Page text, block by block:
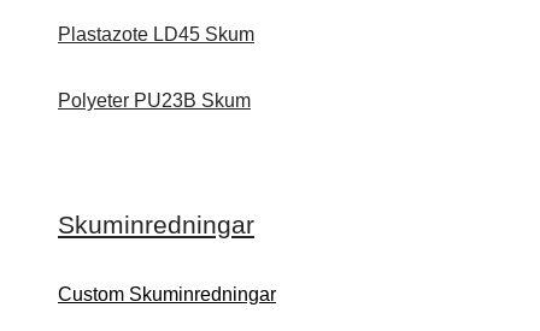
Plastazote LD45 Skum
Polyeter PU23B Skum
Skuminredningar
Custom Skuminredningar